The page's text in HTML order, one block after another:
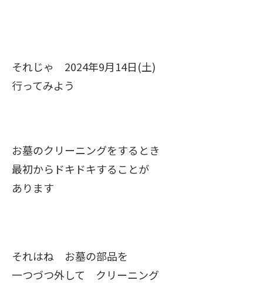
それじゃ 2024年9月14日(土)
行ってみよう
お墓のクリーニングをするとき
最初からドキドキすることが
あります
それはね お墓の部品を
一つづつ外して クリーニング